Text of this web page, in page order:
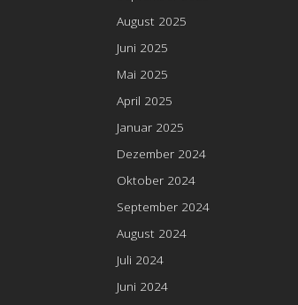
August 2025
Juni 2025
Mai 2025
April 2025
Januar 2025
Dezember 2024
Oktober 2024
September 2024
August 2024
Juli 2024
Juni 2024